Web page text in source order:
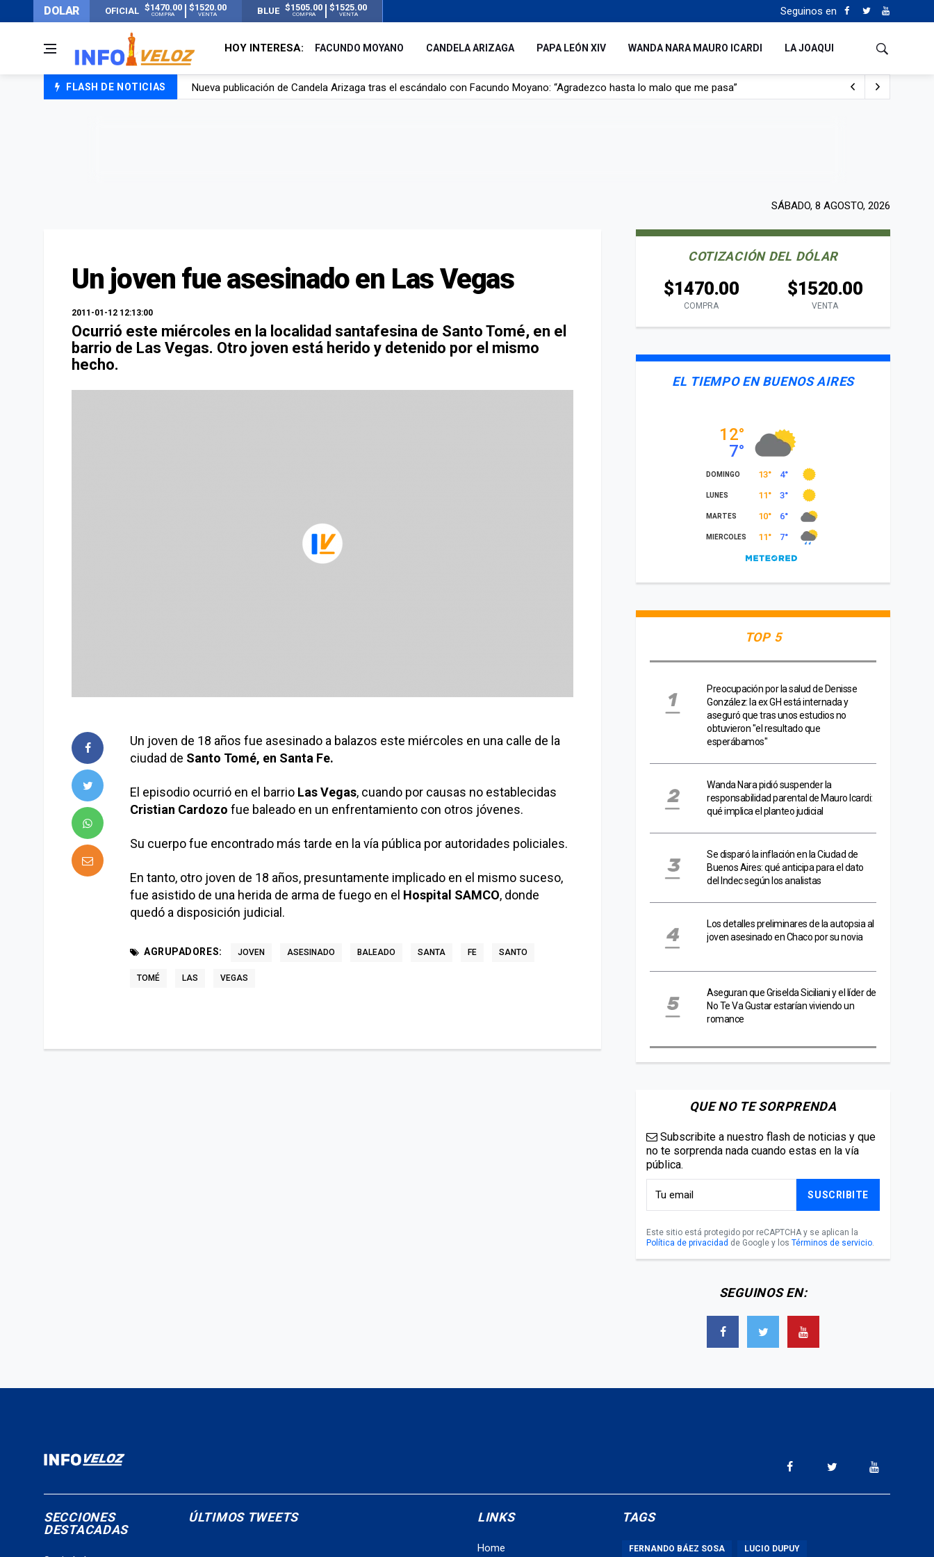
DOLAR OFICIAL $1470.00
COMPRA
$1520.00
VENTA BLUE $1505.00
COMPRA
$1525.00
VENTA Seguinos en
HOY INTERESA: FACUNDO MOYANO CANDELA ARIZAGA PAPA LEÓN XIV WANDA NARA MAURO ICARDI LA JOAQUI
FLASH DE NOTICIAS
Un joven murió quemado por su novia en San Luis: pasó seis días de agonía tras ser rociado con nafta y prendido fuego
SÁBADO, 8 AGOSTO, 2026
Un joven fue asesinado en Las Vegas
2011-01-12 12:13:00
Ocurrió este miércoles en la localidad santafesina de Santo Tomé, en el
barrio de Las Vegas. Otro joven está herido y detenido por el mismo
hecho.
Un joven de 18 años fue asesinado a balazos este miércoles en una calle de la
ciudad de Santo Tomé, en Santa Fe.
El episodio ocurrió en el barrio Las Vegas, cuando por causas no establecidas
Cristian Cardozo fue baleado en un enfrentamiento con otros jóvenes.
Su cuerpo fue encontrado más tarde en la vía pública por autoridades policiales.
En tanto, otro joven de 18 años, presuntamente implicado en el mismo suceso,
fue asistido de una herida de arma de fuego en el Hospital SAMCO, donde
quedó a disposición judicial.
AGRUPADORES: JOVEN ASESINADO BALEADO SANTA FE SANTO
TOMÉ LAS VEGAS
COTIZACIÓN DEL DÓLAR
$1470.00
COMPRA
$1520.00
VENTA
EL TIEMPO EN BUENOS AIRES
TOP 5
Preocupación por la salud de Denisse
González: la ex GH está internada y
aseguró que tras unos estudios no
obtuvieron "el resultado que
esperábamos"
Wanda Nara pidió suspender la
responsabilidad parental de Mauro Icardi:
qué implica el planteo judicial
Se disparó la inflación en la Ciudad de
Buenos Aires: qué anticipa para el dato
del Indec según los analistas
Los detalles preliminares de la autopsia al
joven asesinado en Chaco por su novia
Aseguran que Griselda Siciliani y el líder de
No Te Va Gustar estarían viviendo un
romance
QUE NO TE SORPRENDA
Subscribite a nuestro flash de noticias y que
no te sorprenda nada cuando estas en la vía
pública.
SUSCRIBITE
Este sitio está protegido por reCAPTCHA y se aplican la
Política de privacidad de Google y los Términos de servicio.
SEGUINOS EN:
SECCIONES
DESTACADAS
ÚLTIMOS TWEETS LINKS
Home
TAGS
FERNANDO BÁEZ SOSA LUCIO DUPUY